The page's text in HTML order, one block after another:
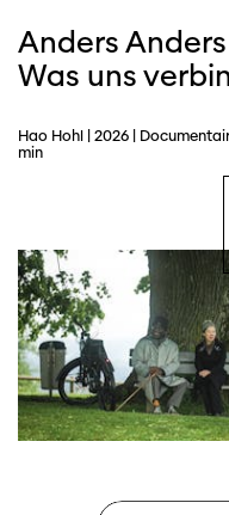
Anders
Was uns
Hao Hohl | 2026 |
min